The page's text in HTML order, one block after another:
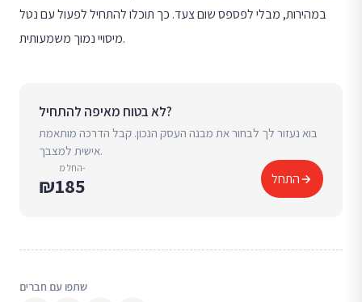
במהירות, מבלי לפספס שום צעד. כך תוכלו להתחיל לפעול עם נטל
מיסויי נמוך משמעותית.
לא בטוח מאיפה להתחיל?
בוא נעזור לך לבחור את מבנה העסק הנכון. קבל הדרכה מותאמת
אישית למצבך.
החל מ-
₪185 התחל
שתפו עם חברים